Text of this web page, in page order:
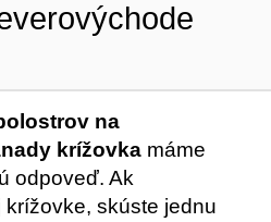
na
krížovka máme
odpoveď. Ak
skúste jednu